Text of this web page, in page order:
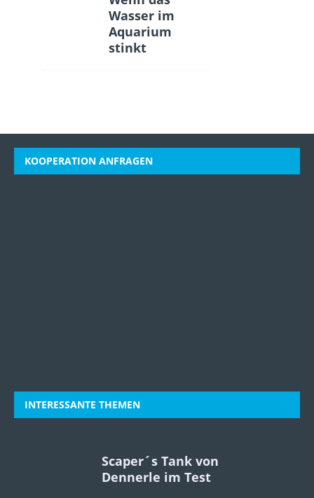
Wasser im
Aquarium
stinkt
KOOPERATION ANFRAGEN
INTERESSANTE THEMEN
Scaper´s Tank von
Dennerle im Test